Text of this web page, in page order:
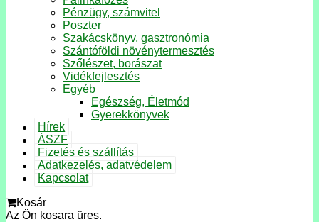
Pénzügy, számvitel
Poszter
Szakácskönyv, gasztronómia
Szántóföldi növénytermesztés
Szőlészet, borászat
Vidékfejlesztés
Egyéb
Egészség, Életmód
Gyerekkönyvek
Hírek
ÁSZF
Fizetés és szállítás
Adatkezelés, adatvédelem
Kapcsolat
Kosár
Az Ön kosara üres.